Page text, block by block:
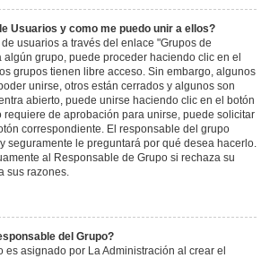
Usuarios y como me puedo unir a ellos?
usuarios a través del enlace "Grupos de
grupo, puede proceder haciendo clic en el
grupos tienen libre acceso. Sin embargo, algunos
unirse, otros están cerrados y algunos son
abierto, puede unirse haciendo clic en el botón
de aprobación para unirse, puede solicitar
correspondiente. El responsable del grupo
seguramente le preguntará por qué desea hacerlo.
al Responsable de Grupo si rechaza su
sus razones.
del Grupo?
es asignado por La Administración al crear el